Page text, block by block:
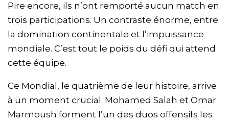
Pire encore, ils n’ont remporté aucun match en
trois participations. Un contraste énorme, entre
la domination continentale et l’impuissance
mondiale. C’est tout le poids du défi qui attend
cette équipe.
Ce Mondial, le quatrième de leur histoire, arrive
à un moment crucial. Mohamed Salah et Omar
Marmoush forment l’un des duos offensifs les